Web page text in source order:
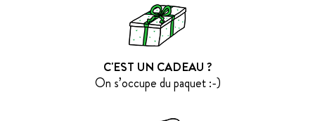
C'EST UN CADEAU ?
On s’occupe du paquet :-)